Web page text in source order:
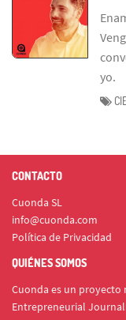
yo.
CONTACTO
Cuonda SL
info@cuonda.com
Política de Privacidad
QUIÉNES SOMOS
Cuonda es un proyecto
Entrepreneurial